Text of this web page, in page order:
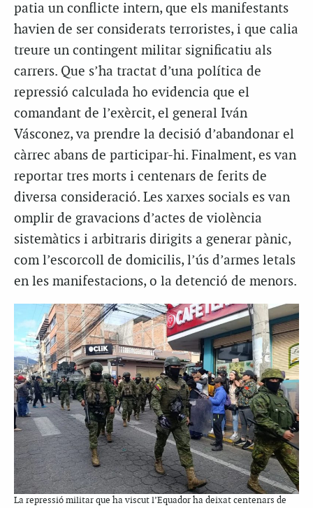
patia un conflicte intern, que els manifestants
havien de ser considerats terroristes, i que calia
treure un contingent militar significatiu als
carrers. Que s’ha tractat d’una política de
repressió calculada ho evidencia que el
comandant de l’exèrcit, el general Iván
Vásconez, va prendre la decisió d’abandonar el
càrrec abans de participar-hi. Finalment, es van
reportar tres morts i centenars de ferits de
diversa consideració. Les xarxes socials es van
omplir de gravacions d’actes de violència
sistemàtics i arbitraris dirigits a generar pànic,
com l’escorcoll de domicilis, l’ús d’armes letals
en les manifestacions, o la detenció de menors.
La repressió militar que ha viscut l’Equador ha deixat centenars de